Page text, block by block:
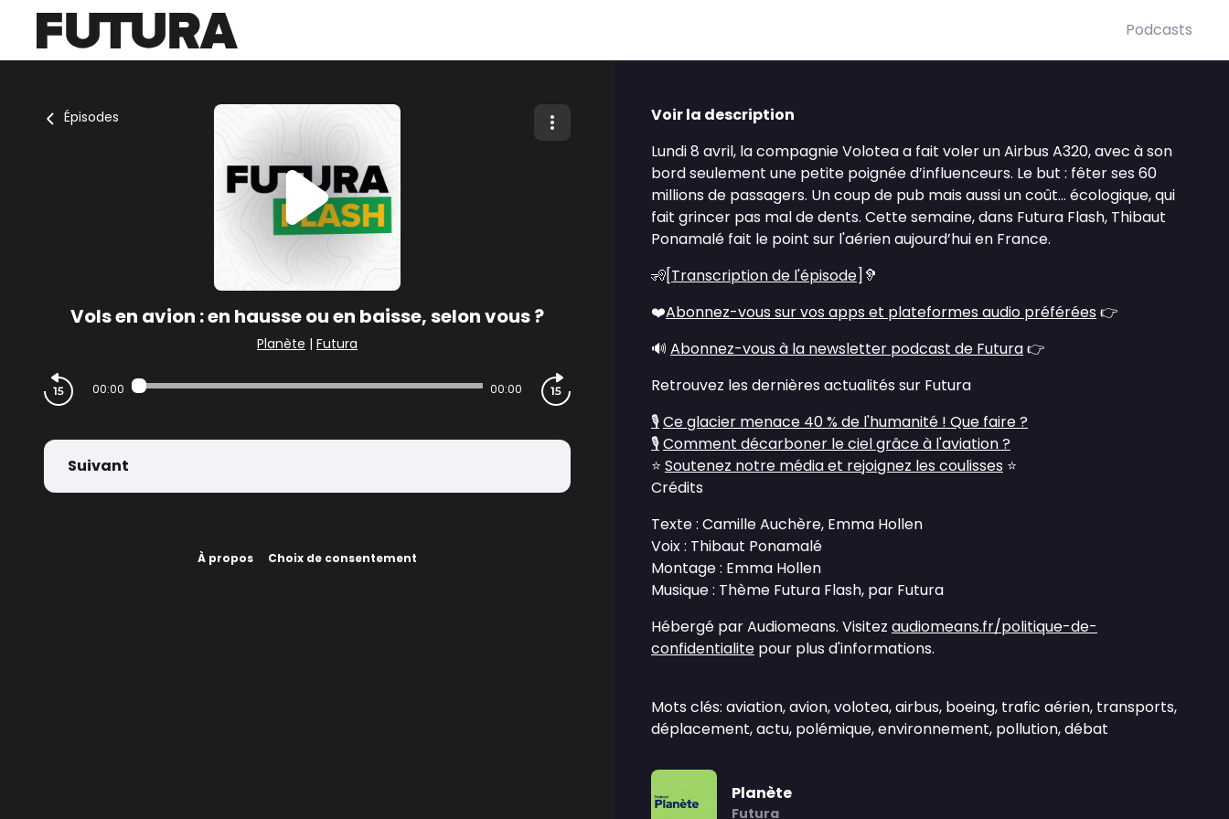
Podcasts
Épisodes
Vols en avion : en hausse ou en baisse, selon vous ?
Planète | Futura
00:00 00:00
Suivant
À propos Choix de consentement
Voir la description
Lundi 8 avril, la compagnie Volotea a fait voler un Airbus A320, avec à son
bord seulement une petite poignée d’influenceurs. Le but : fêter ses 60
millions de passagers. Un coup de pub mais aussi un coût… écologique, qui
fait grincer pas mal de dents. Cette semaine, dans Futura Flash, Thibaut
Ponamalé fait le point sur l'aérien aujourd’hui en France.
🧏[Transcription de l'épisode]🦻
❤️Abonnez-vous sur vos apps et plateformes audio préférées 👉
🔊 Abonnez-vous à la newsletter podcast de Futura👉
Retrouvez les dernières actualités sur Futura
🎙️Ce glacier menace 40 % de l'humanité ! Que faire ?
🎙️Comment décarboner le ciel grâce à l'aviation ?
⭐ Soutenez notre média et rejoignez les coulisses ⭐
Crédits
Texte : Camille Auchère, Emma Hollen
Voix : Thibaut Ponamalé
Montage : Emma Hollen
Musique : Thème Futura Flash, par Futura
Hébergé par Audiomeans. Visitez audiomeans.fr/politique-de-
confidentialite pour plus d'informations.
Mots clés: aviation, avion, volotea, airbus, boeing, trafic aérien, transports,
déplacement, actu, polémique, environnement, pollution, débat
Planète
Futura